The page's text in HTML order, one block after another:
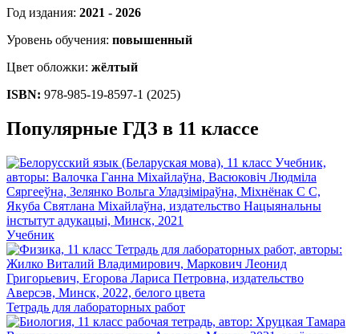
Год издания: 2021 - 2026
Уровень обучения: повышенный
Цвет обложки: жёлтый
ISBN: 978-985-19-8597-1 (2025)
Популярные ГДЗ в 11 классе
Учебник
Тетрадь для лабораторных работ